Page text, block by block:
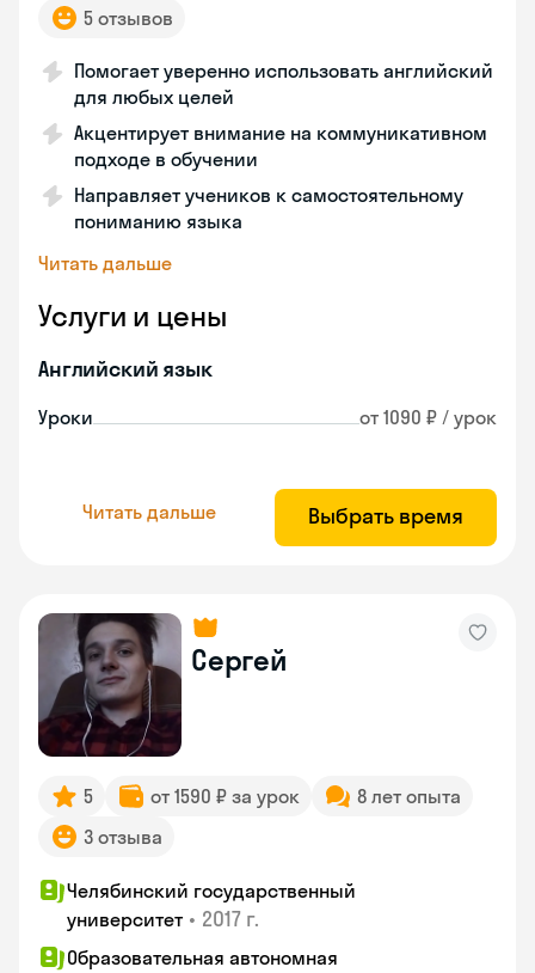
5 отзывов
Помогает уверенно использовать английский
для любых целей
Акцентирует внимание на коммуникативном
подходе в обучении
Направляет учеников к самостоятельному
пониманию языка
Читать дальше
Услуги и цены
Английский язык
Уроки от 1090 ₽ / урок
Читать дальше Выбрать время
Сергей
5 от 1590 ₽ за урок
8 лет опыта
3 отзыва
Челябинский государственный
университет • 2017 г.
Образовательная автономная